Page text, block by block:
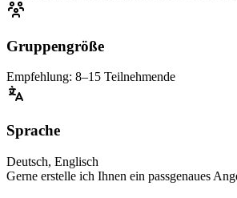
Gruppengröße
Empfehlung: 8–15 Teilnehmende
Sprache
Deutsch, Englisch
Gerne erstelle ich Ihnen ein passgenaues